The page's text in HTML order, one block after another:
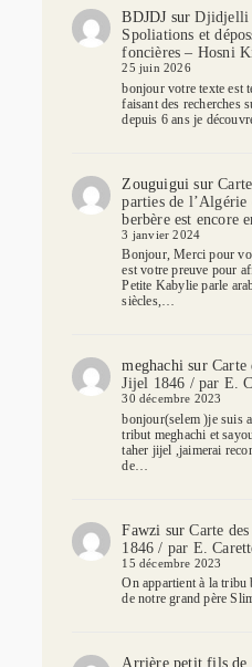
BDJDJ surDjidjelli
Spoliations et
foncières – Hosni
25 juin 2026
bonjour votre texte est
faisant des recherches
depuis 6 ans je
Zouguigui sur
parties de l’Algérie
berbère est encore
3 janvier 2024
Bonjour, Merci pour
est votre preuve pour
Petite Kabylie parle
siècles,…
meghachisur Carte
Jijel 1846 / par E.
30 décembre 2023
bonjour(selem )je suis
tribut meghachi et
taher jijel ,jaimerai
de…
Fawzi surCarte
1846 / par E.
15 décembre 2023
On appartient à la tribu
de notre grand père
Arrière petit fils de